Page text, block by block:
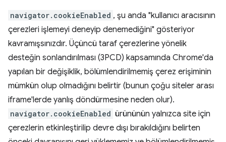
navigator.cookieEnabled , şu anda "kullanıcı aracısının
çerezleri işlemeyi deneyip denemediğini" gösteriyor
kavramışsınızdır. Üçüncü taraf çerezlerine yönelik
desteğin sonlandırılması (3PCD) kapsamında Chrome'da
yapılan bir değişiklik, bölümlendirilmemiş çerez erişiminin
mümkün olup olmadığını belirtir (bunun çoğu siteler arası
iframe'lerde yanlış döndürmesine neden olur).
navigator.cookieEnabled ürününün yalnızca site için
çerezlerin etkinleştirilip devre dışı bırakıldığını belirten